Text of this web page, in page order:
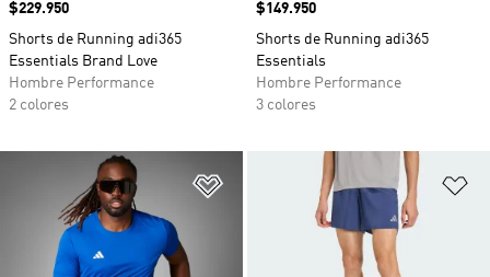
Precio
$229.950
Shorts de Running adi365
Essentials Brand Love
Hombre Performance
2 colores
Precio
$149.950
Shorts de Running adi365
Essentials
Hombre Performance
3 colores
Añadir a la lista de deseos